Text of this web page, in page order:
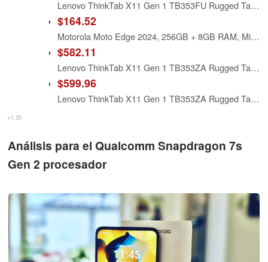
Lenovo ThinkTab X11 Gen 1 TB353FU Rugged Tablet - 10.9" 2.5K - Qualcomm SM7635 Snapdragon 7s Gen 3 (4 nm) Octa-core - 8 GB - 256 GB Storage - Android 16 - Eclipse Black
$164.52
Motorola Moto Edge 2024, 256GB + 8GB RAM, Midnight Blue - Locked to T-Mobile (Renewed)
$582.11
Lenovo ThinkTab X11 Gen 1 TB353ZA Rugged Tablet - 10.9" 2.5K - Qualcomm SM7635 Snapdragon 7s Gen 3 (4 nm) Octa-core - 8 GB - 128 GB Storage - Android 16-5G - Eclipse Black - Kryo Prime Single-core (
$599.96
Lenovo ThinkTab X11 Gen 1 TB353ZA Rugged Tablet - 10.9" 2.5K - Qualcomm SM7635 Snapdragon 7s Gen 3 (4 nm) Octa-core - 8 GB - 256 GB Storage - Android 16-5G - Eclipse Black - Kryo Prime Single-core (
v1.35
Análisis para el Qualcomm Snapdragon 7s
Gen 2 procesador